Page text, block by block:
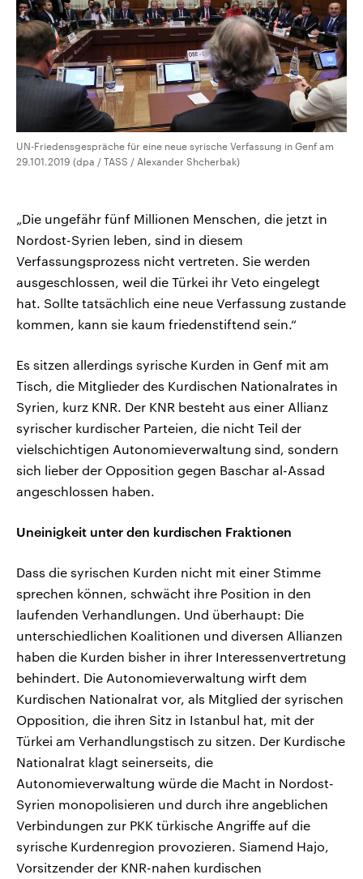
UN-Friedensgespräche für eine neue syrische Verfassung in Genf am
29.101.2019 (dpa / TASS / Alexander Shcherbak)
„Die ungefähr fünf Millionen Menschen, die jetzt in
Nordost-Syrien leben, sind in diesem
Verfassungsprozess nicht vertreten. Sie werden
ausgeschlossen, weil die Türkei ihr Veto eingelegt
hat. Sollte tatsächlich eine neue Verfassung zustande
kommen, kann sie kaum friedenstiftend sein.“
Es sitzen allerdings syrische Kurden in Genf mit am
Tisch, die Mitglieder des Kurdischen Nationalrates in
Syrien, kurz KNR. Der KNR besteht aus einer Allianz
syrischer kurdischer Parteien, die nicht Teil der
vielschichtigen Autonomieverwaltung sind, sondern
sich lieber der Opposition gegen Baschar al-Assad
angeschlossen haben.
Uneinigkeit unter den kurdischen Fraktionen
Dass die syrischen Kurden nicht mit einer Stimme
sprechen können, schwächt ihre Position in den
laufenden Verhandlungen. Und überhaupt: Die
unterschiedlichen Koalitionen und diversen Allianzen
haben die Kurden bisher in ihrer Interessenvertretung
behindert. Die Autonomieverwaltung wirft dem
Kurdischen Nationalrat vor, als Mitglied der syrischen
Opposition, die ihren Sitz in Istanbul hat, mit der
Türkei am Verhandlungstisch zu sitzen. Der Kurdische
Nationalrat klagt seinerseits, die
Autonomieverwaltung würde die Macht in Nordost-
Syrien monopolisieren und durch ihre angeblichen
Verbindungen zur PKK türkische Angriffe auf die
syrische Kurdenregion provozieren. Siamend Hajo,
Vorsitzender der KNR-nahen kurdischen